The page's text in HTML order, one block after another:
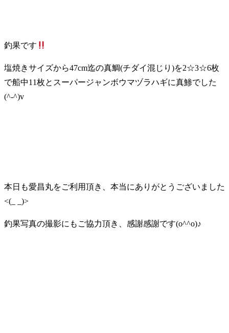
釣果です
塩焼きサイズから47cm迄の真鯛(チダイ混じり)を2☆3☆6枚
で船中11枚とスーパージャンボウマヅラハギに真鯵でした
(^-^)v
本日も愛昌丸をご利用頂き、本当にありがとうございました
<(_ _)>
釣果写真の撮影にもご協力頂き、感謝感謝です(o^^o)♪